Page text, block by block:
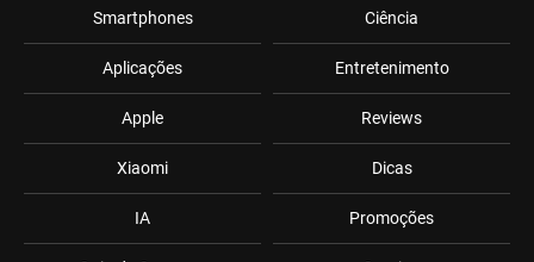
Smartphones
Aplicações
Apple
Xiaomi
IA
Ciência
Entretenimento
Reviews
Dicas
Promoções